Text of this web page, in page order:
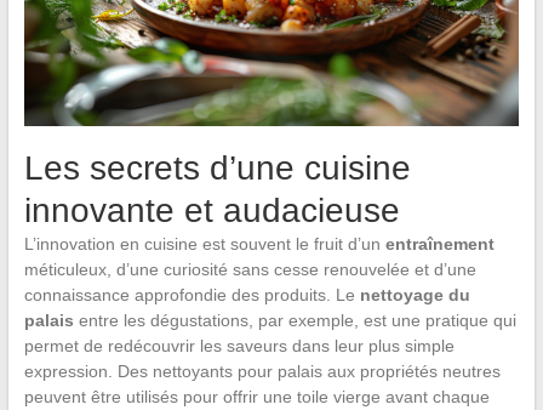
Les secrets d’une cuisine
innovante et audacieuse
L’innovation en cuisine est souvent le fruit d’un entraînement
méticuleux, d’une curiosité sans cesse renouvelée et d’une
connaissance approfondie des produits. Le nettoyage du
palais entre les dégustations, par exemple, est une pratique qui
permet de redécouvrir les saveurs dans leur plus simple
expression. Des nettoyants pour palais aux propriétés neutres
peuvent être utilisés pour offrir une toile vierge avant chaque